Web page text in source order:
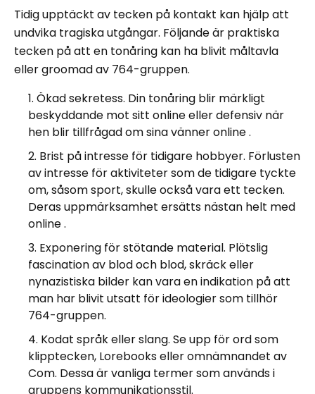
Tidig upptäckt av tecken på kontakt kan hjälp att
undvika tragiska utgångar. Följande är praktiska
tecken på att en tonåring kan ha blivit måltavla
eller groomad av 764-gruppen.
Ökad sekretess. Din tonåring blir märkligt
beskyddande mot sitt online eller defensiv när
hen blir tillfrågad om sina vänner online .
Brist på intresse för tidigare hobbyer. Förlusten
av intresse för aktiviteter som de tidigare tyckte
om, såsom sport, skulle också vara ett tecken.
Deras uppmärksamhet ersätts nästan helt med
online .
Exponering för stötande material. Plötslig
fascination av blod och blod, skräck eller
nynazistiska bilder kan vara en indikation på att
man har blivit utsatt för ideologier som tillhör
764-gruppen.
Kodat språk eller slang. Se upp för ord som
klipptecken, Lorebooks eller omnämnandet av
Com. Dessa är vanliga termer som används i
gruppens kommunikationsstil.